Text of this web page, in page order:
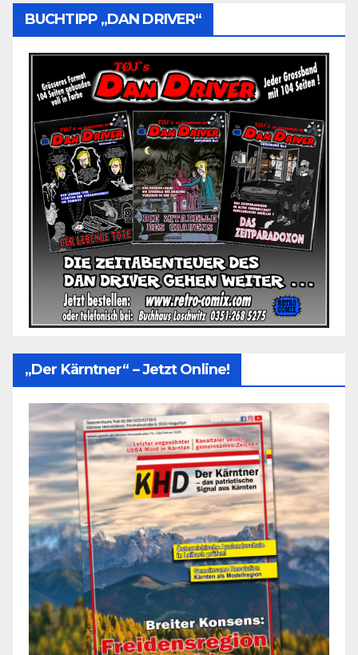
BUCHTIPP „DAN DRIVER“
„Der Kärntner“ – Jetzt Online!